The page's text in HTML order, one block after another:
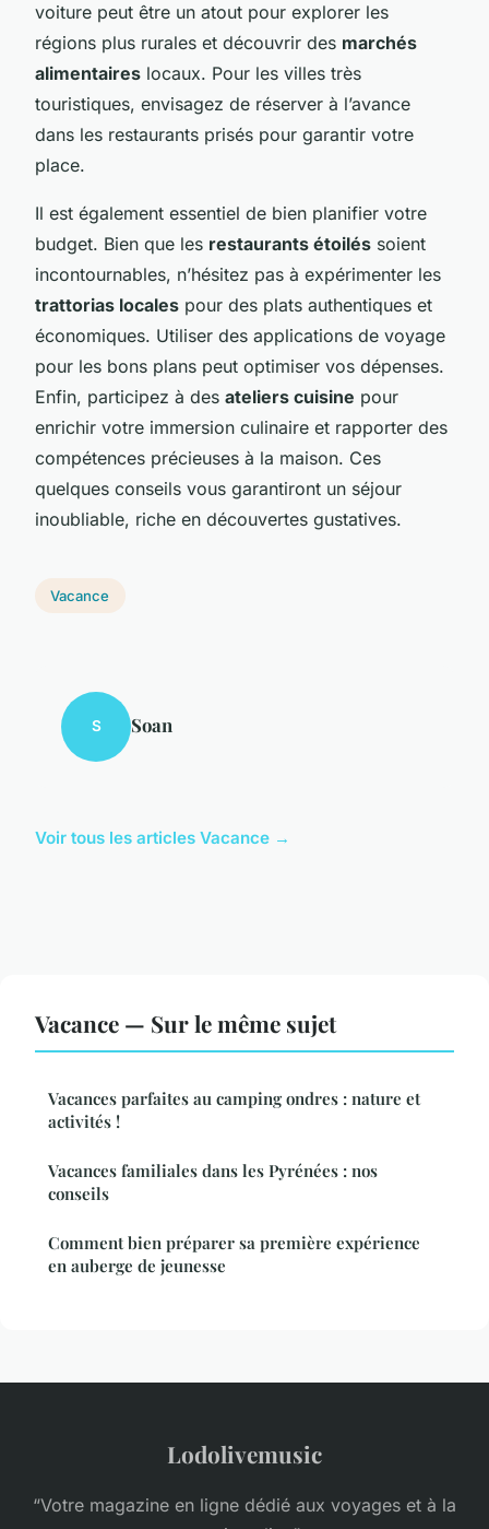
voiture peut être un atout pour explorer les
régions plus rurales et découvrir des marchés
alimentaires locaux. Pour les villes très
touristiques, envisagez de réserver à l’avance
dans les restaurants prisés pour garantir votre
place.
Il est également essentiel de bien planifier votre
budget. Bien que les restaurants étoilés soient
incontournables, n’hésitez pas à expérimenter les
trattorias locales pour des plats authentiques et
économiques. Utiliser des applications de voyage
pour les bons plans peut optimiser vos dépenses.
Enfin, participez à des ateliers cuisine pour
enrichir votre immersion culinaire et rapporter des
compétences précieuses à la maison. Ces
quelques conseils vous garantiront un séjour
inoubliable, riche en découvertes gustatives.
Vacance
S Soan
Voir tous les articles Vacance →
Vacance — Sur le même sujet
Vacances parfaites au camping ondres : nature et
activités !
Vacances familiales dans les Pyrénées : nos
conseils
Comment bien préparer sa première expérience
en auberge de jeunesse
Lodolivemusic
“Votre magazine en ligne dédié aux voyages et à la